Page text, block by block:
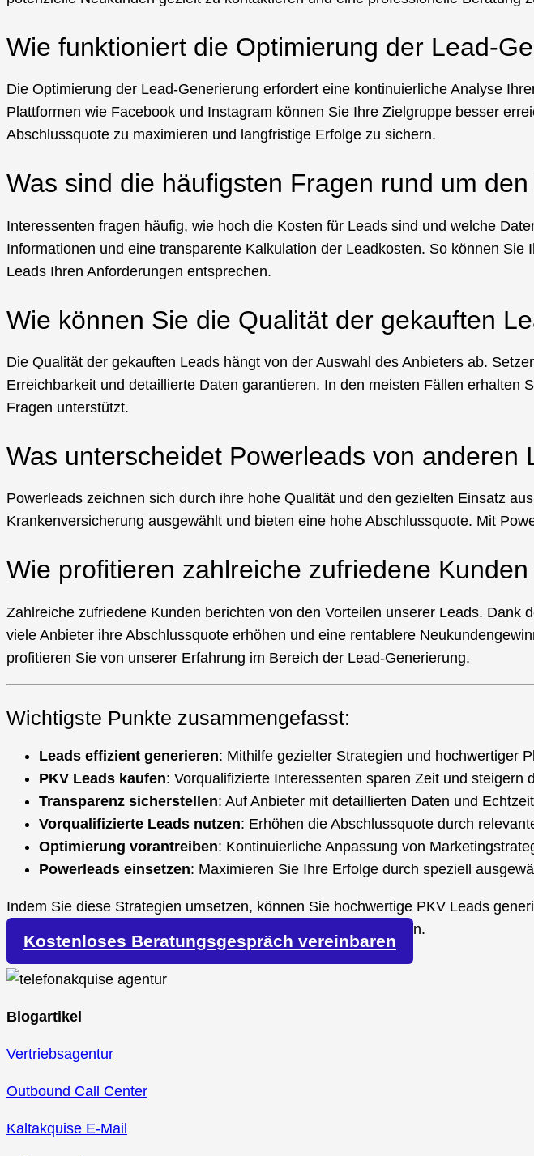
Wie funktioniert die Optimierung der Lead-
Die Optimierung der Lead-Generierung erfordert eine kontinuierliche Analyse
Plattformen wie Facebook und Instagram können Sie Ihre Zielgruppe besser
Abschlussquote zu maximieren und langfristige Erfolge zu sichern.
Was sind die häufigsten Fragen rund um
Interessenten fragen häufig, wie hoch die Kosten für Leads sind und welche
Informationen und eine transparente Kalkulation der Leadkosten. So können
Leads Ihren Anforderungen entsprechen.
Wie können Sie die Qualität der gekauften
Die Qualität der gekauften Leads hängt von der Auswahl des Anbieters ab.
Erreichbarkeit und detaillierte Daten garantieren. In den meisten Fällen erhalten
Fragen unterstützt.
Was unterscheidet Powerleads von anderen
Powerleads zeichnen sich durch ihre hohe Qualität und den gezielten Einsatz
Krankenversicherung ausgewählt und bieten eine hohe Abschlussquote. Mit
Wie profitieren zahlreiche zufriedene
Zahlreiche zufriedene Kunden berichten von den Vorteilen unserer Leads. Dank
viele Anbieter ihre Abschlussquote erhöhen und eine rentablere
profitieren Sie von unserer Erfahrung im Bereich der Lead-Generierung.
Wichtigste Punkte zusammengefasst:
Leads effizient generieren: Mithilfe gezielter Strategien und hochwertiger
PKV Leads kaufen: Vorqualifizierte Interessenten sparen Zeit und steigern
Transparenz sicherstellen: Auf Anbieter mit detaillierten Daten und
Vorqualifizierte Leads nutzen: Erhöhen die Abschlussquote durch
Optimierung vorantreiben: Kontinuierliche Anpassung von
Powerleads einsetzen: Maximieren Sie Ihre Erfolge durch speziell
Indem Sie diese Strategien umsetzen, können Sie hochwertige PKV Leads
Bereich der privaten Krankenversicherung nachhaltig optimieren.
Kostenloses Beratungsgespräch vereinbaren
Blogartikel
Vertriebsagentur
Outbound Call Center
Kaltakquise E-Mail